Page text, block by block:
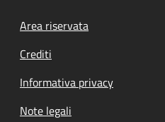
Footer menu
Area riservata
Crediti
Informativa privacy
Note legali